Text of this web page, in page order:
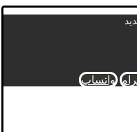
واتساپ